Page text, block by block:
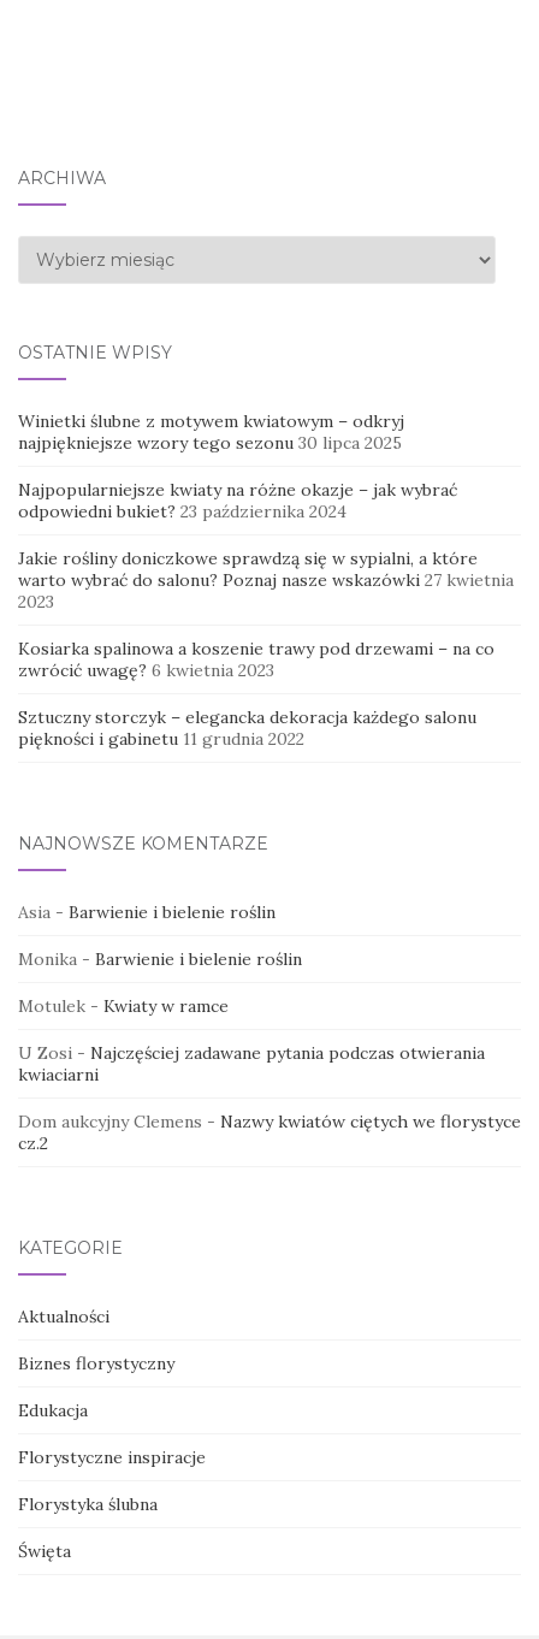
ARCHIWA
Archiwa
OSTATNIE WPISY
Winietki ślubne z motywem kwiatowym – odkryj
najpiękniejsze wzory tego sezonu 30 lipca 2025
Najpopularniejsze kwiaty na różne okazje – jak wybrać
odpowiedni bukiet? 23 października 2024
Jakie rośliny doniczkowe sprawdzą się w sypialni, a które
warto wybrać do salonu? Poznaj nasze wskazówki 27 kwietnia
2023
Kosiarka spalinowa a koszenie trawy pod drzewami – na co
zwrócić uwagę? 6 kwietnia 2023
Sztuczny storczyk – elegancka dekoracja każdego salonu
piękności i gabinetu 11 grudnia 2022
NAJNOWSZE KOMENTARZE
Asia - Barwienie i bielenie roślin
Monika - Barwienie i bielenie roślin
Motulek - Kwiaty w ramce
U Zosi - Najczęściej zadawane pytania podczas otwierania
kwiaciarni
Dom aukcyjny Clemens - Nazwy kwiatów ciętych we florystyce
cz.2
KATEGORIE
Aktualności
Biznes florystyczny
Edukacja
Florystyczne inspiracje
Florystyka ślubna
Święta